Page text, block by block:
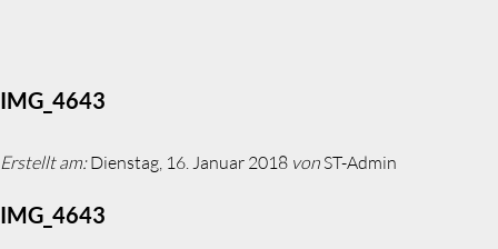
IMG_4643
Erstellt am:Dienstag, 16. Januar 2018 vonST-Admin
IMG_4643